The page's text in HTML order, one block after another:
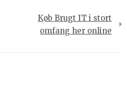
Køb Brugt IT i stort
omfang her online